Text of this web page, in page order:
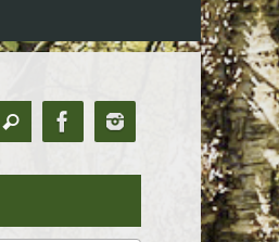
Suchen
nach:
Suchen